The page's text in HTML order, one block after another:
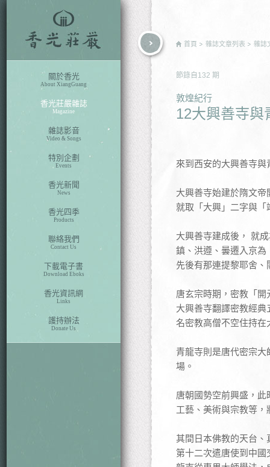
關於香光
About XiangGuang
香光莊嚴雜誌
Magazine
雜誌影音
Video & Songs
特別企劃
Events
香光新聞
News
香光四季
Products
聯絡我們
Contact Us
下載電子書
Download Eboks
香光資訊網
Links
護持辦法
Donate Us
首頁 雜誌文章列表 雜誌
節錄自 132 期
敦煌紀行
12大興善寺與
來到西安的大興善寺
大興善寺始建於隋文
就取「大興」二字與
大興善寺建成後， 就
鎮、洪遵、曇遷入京
先後有那連提黎耶舍
唐玄宗時期，密教「
大興善寺翻譯密教經
名密教高僧不空住持在
青龍寺則是唐代密宗
場。
唐朝國勢空前興盛，
工藝、美術與宗教等
其間日本佛教的天台、
第十二次遣唐使到中